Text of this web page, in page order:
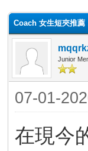
Coach 女生短夾推薦
Junior
07-01-
在現今